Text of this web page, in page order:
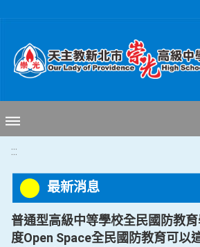
:::
最新消息
普通型高級中等學校全民國防教
度Open Space全民國防教育可以